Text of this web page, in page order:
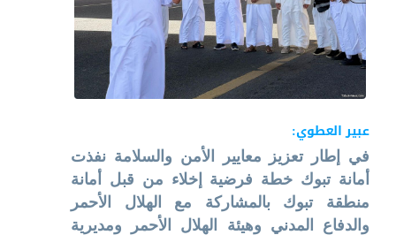
عبير العطوي:
في إطار تعزيز معايير الأمن والسلامة نفذت
أمانة تبوك خطة فرضية إخلاء من قبل أمانة
منطقة تبوك بالمشاركة مع الهلال الأحمر
والدفاع المدني وهيئة الهلال الأحمر ومديرية